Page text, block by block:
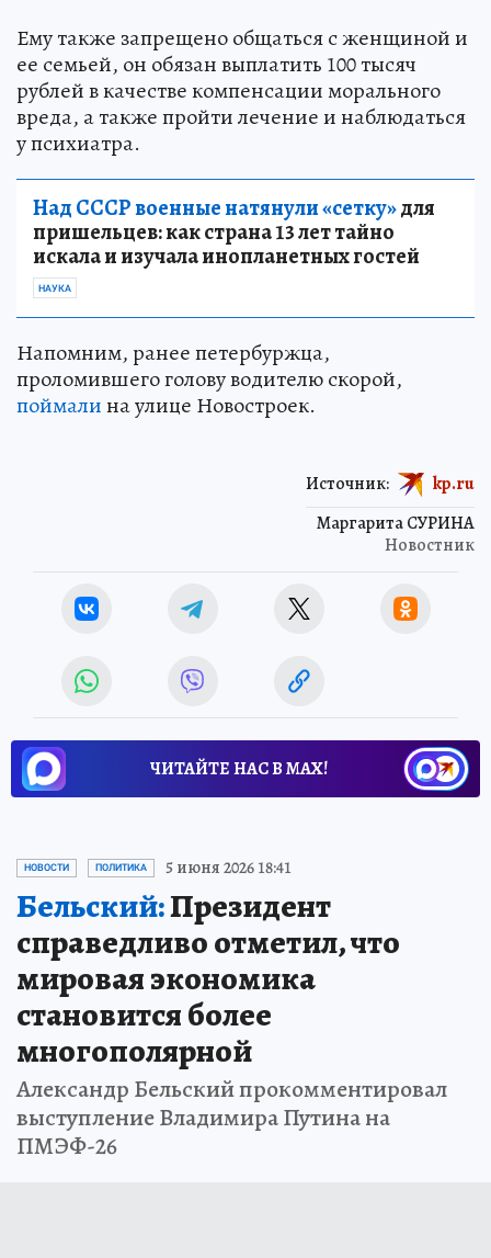
Ему также запрещено общаться с женщиной и
ее семьей, он обязан выплатить 100 тысяч
рублей в качестве компенсации морального
вреда, а также пройти лечение и наблюдаться
у психиатра.
Над СССР военные натянули «сетку»для
пришельцев: как страна 13 лет тайно
искала и изучала инопланетных гостей
НАУКА
Напомним, ранее петербуржца,
проломившего голову водителю скорой,
поймалина улице Новостроек.
Маргарита СУРИНА
Новостник
Источник: kp.ru
ЧИТАЙТЕ НАС В МАХ!
НОВОСТИ ПОЛИТИКА 5 июня 2026 18:41
Бельский:Президент
справедливо отметил, что
мировая экономика
становится более
многополярной
Александр Бельский прокомментировал
выступление Владимира Путина на
ПМЭФ-26